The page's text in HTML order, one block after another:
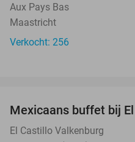
Aux Pays Bas
Maastricht
Verkocht: 256
Mexicaans buffet bij
El Castillo Valkenburg